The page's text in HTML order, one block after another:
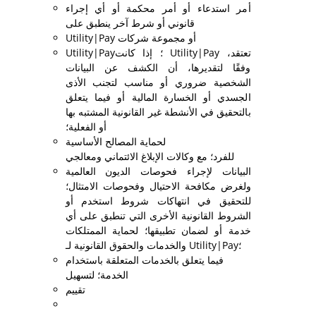
أمر استدعاء أو أمر محكمة أو أي إجراء
قانوني أو شرط آخر ينطبق على
Utility|Pay أو مجموعة شركات
Utility|Pay؛ إذا كانت Utility|Pay تعتقد،
وفقًا لتقديرها، أن الكشف عن البيانات
الشخصية ضروري أو مناسب لتجنب الأذى
الجسدي أو الخسارة المالية أو فيما يتعلق
بالتحقيق في الأنشطة غير القانونية المشتبه بها
أو الفعلية؛
لحماية المصالح الأساسية
للفرد؛ مع وكالات الإبلاغ الائتماني ومعالجي
البيانات لإجراء فحوصات الديون العالمية
ولغرض مكافحة الاحتيال وفحوصات الامتثال؛
للتحقيق في انتهاكات شروط استخدم أو
الشروط القانونية الأخرى التي تنطبق على أي
خدمة أو لضمان تطبيقها؛ لحماية الممتلكات
والخدمات والحقوق القانونية لـ Utility|Pay؛
فيما يتعلق بالخدمات المتعلقة باستخدام
الخدمة؛ لتسهيل
تقييم